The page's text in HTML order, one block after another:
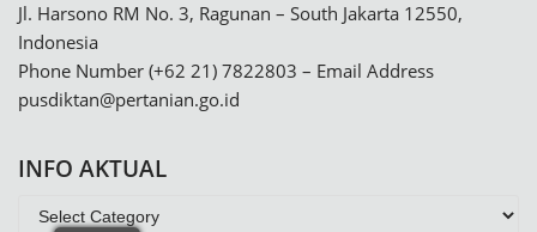
Jl. Harsono RM No. 3, Ragunan – South Jakarta 12550,
Indonesia
Phone Number (+62 21) 7822803 – Email Address
pusdiktan@pertanian.go.id
INFO AKTUAL